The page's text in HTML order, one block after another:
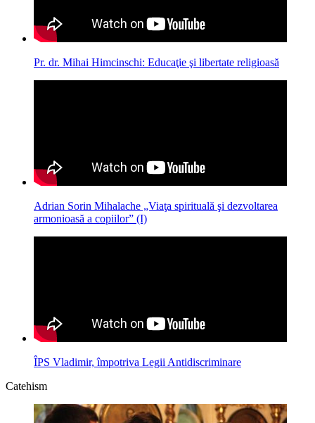
Pr. dr. Mihai Himcinschi: Educaţie şi libertate religioasă
Adrian Sorin Mihalache „Viaţa spirituală şi dezvoltarea
armonioasă a copiilor” (I)
ÎPS Vladimir, împotriva Legii Antidiscriminare
Catehism